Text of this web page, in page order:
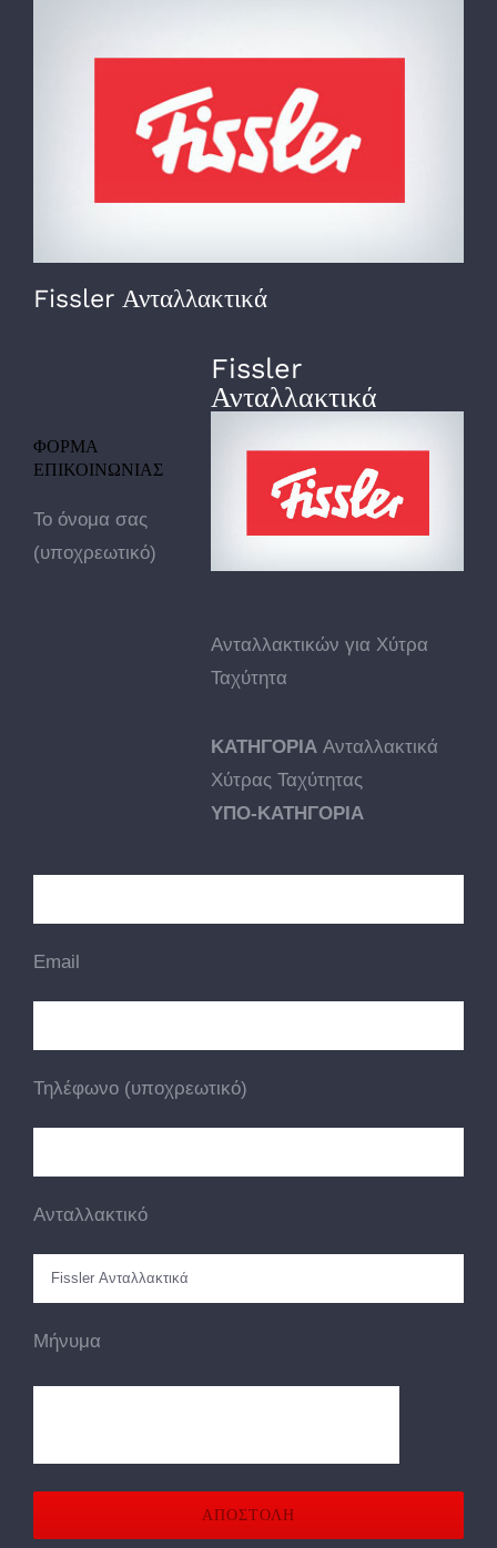
Fissler Ανταλλακτικά
Fissler
Ανταλλακτικά
Ανταλλακτικών για Xύτρα
Ταχύτητα
ΚΑΤΗΓΟΡΙΑ Ανταλλακτικά
Χύτρας Ταχύτητας
ΥΠΟ-ΚΑΤΗΓΟΡΙΑ
ΦΟΡΜΑ
ΕΠΙΚΟΙΝΩΝΙΑΣ
Το όνομα σας
(υποχρεωτικό)
Email
Τηλέφωνο (υποχρεωτικό)
Ανταλλακτικό
Μήνυμα